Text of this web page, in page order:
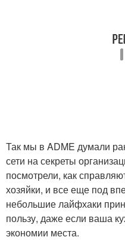
Так мы в ADME думали
сети на секреты
посмотрели, как
хозяйки, и все еще под
небольшие лайфхаки
пользу, даже если ваша
экономии места.